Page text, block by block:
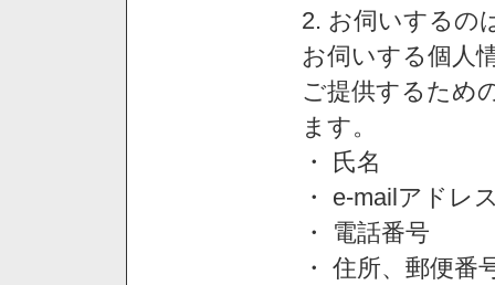
2. お伺いするの
お伺いする個人
ご提供するため
ます。
・ 氏名
・ e-mailアドレ
・ 電話番号
・ 住所、郵便番